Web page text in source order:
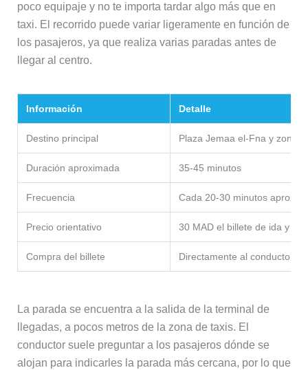
poco equipaje y no te importa tardar algo más que en
taxi. El recorrido puede variar ligeramente en función de
los pasajeros, ya que realiza varias paradas antes de
llegar al centro.
Información Detalle
Destino principal Plaza Jemaa el-Fna y zonas
Duración aproximada 35-45 minutos
Frecuencia Cada 20-30 minutos
Precio orientativo 30 MAD el billete de ida y
Compra del billete Directamente al conductor
La parada se encuentra a la salida de la terminal de
llegadas, a pocos metros de la zona de taxis. El
conductor suele preguntar a los pasajeros dónde se
alojan para indicarles la parada más cercana, por lo que